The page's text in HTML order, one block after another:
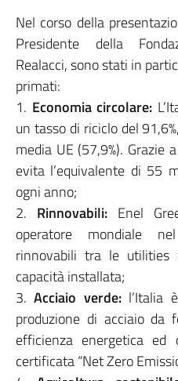
Nel corso della
Presidente della
Realacci, sono stati in
primati:
1. Economia circolare:
un tasso di riciclo del
media UE (57,9%). Grazie
evita l’equivalente di 55
ogni anno;
2. Rinnovabili:Enel
operatore mondiale
rinnovabili tra le utilities
capacità installata;
3.Acciaio verde:l’Italia
produzione di acciaio da
efficienza energetica
certificata “Net Zero